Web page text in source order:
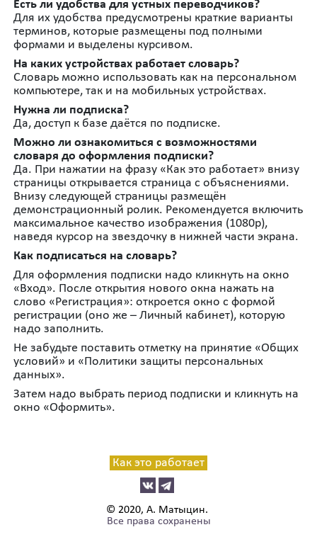
Есть ли удобства для устных переводчиков?
Для их удобства предусмотрены краткие варианты
терминов, которые размещены под полными
формами и выделены курсивом.
На каких устройствах работает словарь?
Словарь можно использовать как на персональном
компьютере, так и на мобильных устройствах.
Нужна ли подписка?
Да, доступ к базе даётся по подписке.
Можно ли ознакомиться с возможностями
словаря до оформления подписки?
Да. При нажатии на фразу «Как это работает» внизу
страницы открывается страница с объяснениями.
Внизу следующей страницы размещён
демонстрационный ролик. Рекомендуется включить
максимальное качество изображения (1080p),
наведя курсор на звездочку в нижней части экрана.
Как подписаться на словарь?
Для оформления подписки надо кликнуть на окно
«Вход». После открытия нового окна нажать на
слово «Регистрация»: откроется окно с формой
регистрации (оно же – Личный кабинет), которую
надо заполнить.
Не забудьте поставить отметку на принятие «Общих
условий» и «Политики защиты персональных
данных».
Затем надо выбрать период подписки и кликнуть на
окно «Оформить».
Как это работает
© 2020, А. Матыцин.
Все права сохранены